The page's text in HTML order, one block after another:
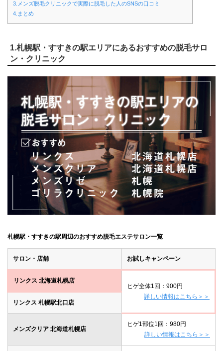
3.メンズ脱毛クリニックで実際に脱毛した人のSNSの口コミ
4.まとめ
1.札幌駅・すすきの駅エリアにあるおすすめの脱毛サロ
ン・クリニック
札幌駅・すすきの駅周辺のおすすめ脱毛エステサロン一覧
サロン・店舗 お試しキャンペーン
リンクス 北海道札幌店
ヒゲ全体1回：900円
詳しい情報はこちら＞＞
リンクス 札幌駅北口店
メンズクリア 北海道札幌店
ヒゲ1部位1回：980円
詳しい情報はこちら＞＞